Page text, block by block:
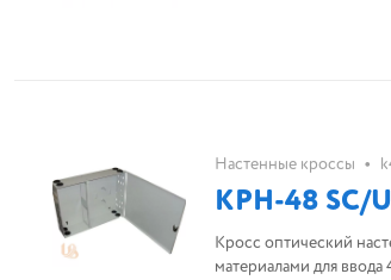
Настенные кроссы •
КРН-48 SC/
Кросс оптический
материалами для